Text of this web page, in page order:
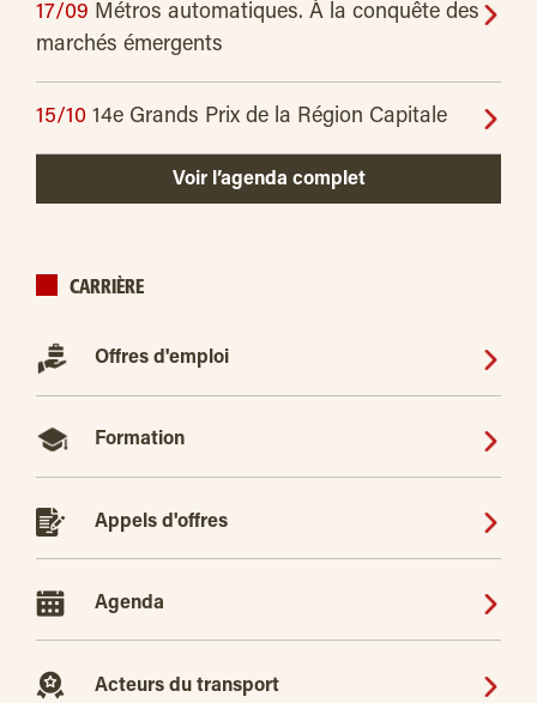
17/09 Métros automatiques. À la conquête des
marchés émergents
15/10 14e Grands Prix de la Région Capitale
Voir l’agenda complet
CARRIÈRE
Offres d'emploi
Formation
Appels d'offres
Agenda
Acteurs du transport